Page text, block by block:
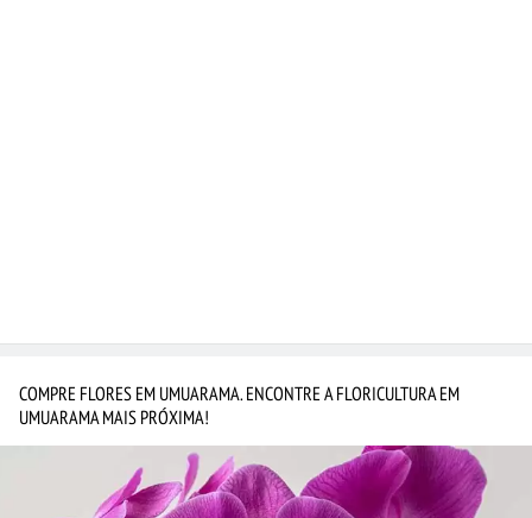
COMPRE FLORES EM UMUARAMA. ENCONTRE A FLORICULTURA EM
UMUARAMA MAIS PRÓXIMA!